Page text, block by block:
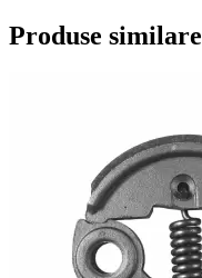
Produse similare